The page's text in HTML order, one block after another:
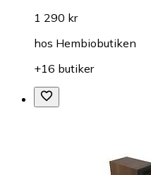
1 290 kr
hos Hembiobutiken
+16 butiker